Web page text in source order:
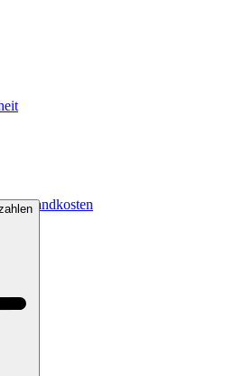
Versandkosten